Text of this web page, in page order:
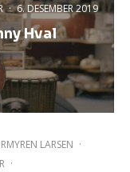
· 6. DESEMBER 2019
Hval
LARSEN ·
·